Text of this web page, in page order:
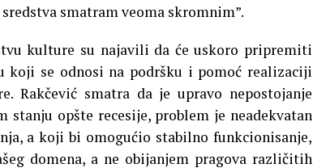
smatram veoma skromnim”.
kulture su najavili da će uskoro pripremiti
se odnosi na podršku i pomoć realizaciji
Rakčević smatra da je upravo nepostojanje
opšte recesije, problem je neadekvatan
a koji bi omogućio stabilno funkcionisanje,
domena, a ne obijanjem pragova različitih